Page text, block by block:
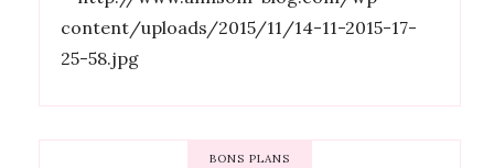
BONS PLANS